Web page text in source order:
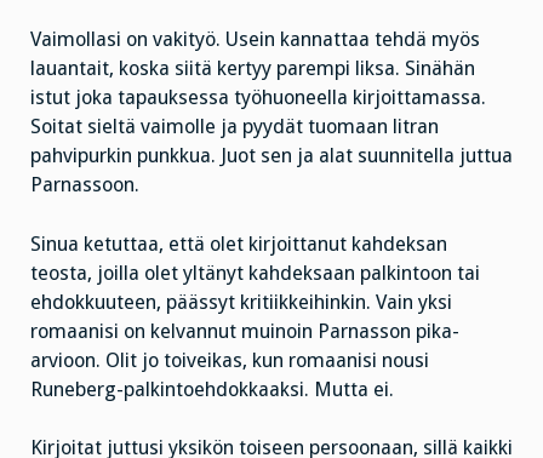
Vaimollasi on vakityö. Usein kannattaa tehdä myös
lauantait, koska siitä kertyy parempi liksa. Sinähän
istut joka tapauksessa työhuoneella kirjoittamassa.
Soitat sieltä vaimolle ja pyydät tuomaan litran
pahvipurkin punkkua. Juot sen ja alat suunnitella juttua
Parnassoon.
Sinua ketuttaa, että olet kirjoittanut kahdeksan
teosta, joilla olet yltänyt kahdeksaan palkintoon tai
ehdokkuuteen, päässyt kritiikkeihinkin. Vain yksi
romaanisi on kelvannut muinoin Parnasson pika-
arvioon. Olit jo toiveikas, kun romaanisi nousi
Runeberg-palkintoehdokkaaksi. Mutta ei.
Kirjoitat juttusi yksikön toiseen persoonaan, sillä kaikki